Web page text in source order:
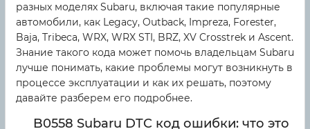
разных моделях Subaru, включая такие популярные
автомобили, как Legacy, Outback, Impreza, Forester,
Baja, Tribeca, WRX, WRX STI, BRZ, XV Crosstrek и Ascent.
Знание такого кода может помочь владельцам Subaru
лучше понимать, какие проблемы могут возникнуть в
процессе эксплуатации и как их решать, поэтому
давайте разберем его подробнее.
B0558 Subaru DTC код ошибки: что это